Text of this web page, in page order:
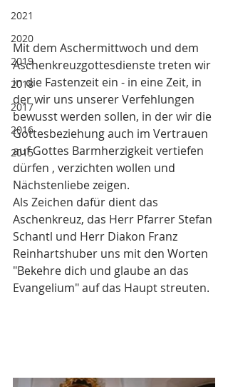
2021
2020
2019
2018
2017
2016
2015
Mit dem Aschermittwoch und dem
Aschenkreuzgottesdienste treten wir
in die Fastenzeit ein - in eine Zeit, in
der wir uns unserer Verfehlungen
bewusst werden sollen, in der wir die
Gottesbeziehung auch im Vertrauen
auf Gottes Barmherzigkeit vertiefen
dürfen , verzichten wollen und
Nächstenliebe zeigen.
Als Zeichen dafür dient das
Aschenkreuz, das Herr Pfarrer Stefan
Schantl und Herr Diakon Franz
Reinhartshuber uns mit den Worten
"Bekehre dich und glaube an das
Evangelium" auf das Haupt streuten.